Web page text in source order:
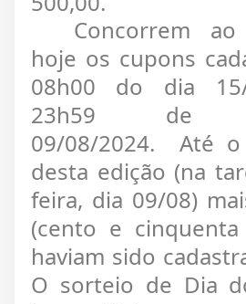
Concorrem
hoje os cupons
08h00 do dia
23h59 de
09/08/2024. Até o
desta edição (na
feira, dia 09/08)
(cento e
haviam sido
O sorteio de Dia